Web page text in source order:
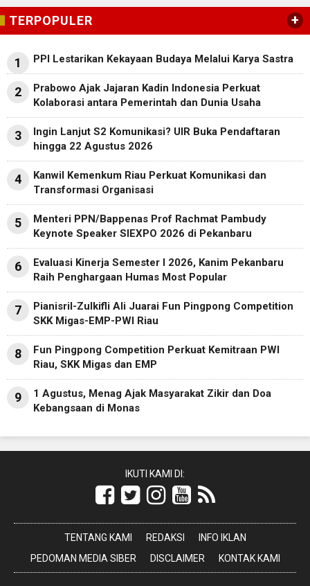
TERPOPULER +
1 PPI Lestarikan Kekayaan Budaya Melalui Karya Sastra
2
Prabowo Ajak Jajaran Kadin Indonesia Perkuat
Kolaborasi antara Pemerintah dan Dunia Usaha
3
Ingin Lanjut S2 Komunikasi? UIR Buka Pendaftaran
hingga 22 Agustus 2026
4
Kanwil Kemenkum Riau Perkuat Komunikasi dan
Transformasi Organisasi
5
Menteri PPN/Bappenas Prof Rachmat Pambudy
Keynote Speaker SIEXPO 2026 di Pekanbaru
6
Evaluasi Kinerja Semester I 2026, Kanim Pekanbaru
Raih Penghargaan Humas Most Popular
7
Pianisril-Zulkifli Ali Juarai Fun Pingpong Competition
SKK Migas-EMP-PWI Riau
8
Fun Pingpong Competition Perkuat Kemitraan PWI
Riau, SKK Migas dan EMP
9
1 Agustus, Menag Ajak Masyarakat Zikir dan Doa
Kebangsaan di Monas
IKUTI KAMI DI:
TENTANG KAMI REDAKSI
INFO IKLAN
PEDOMAN MEDIA SIBER
DISCLAIMER KONTAK KAMI